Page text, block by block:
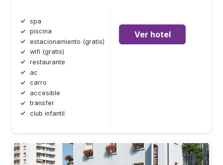
spa
piscina
estacionamiento (gratis)
wifi (gratis)
restaurante
ac
carro
accesible
transfer
club infantil
Ver hotel